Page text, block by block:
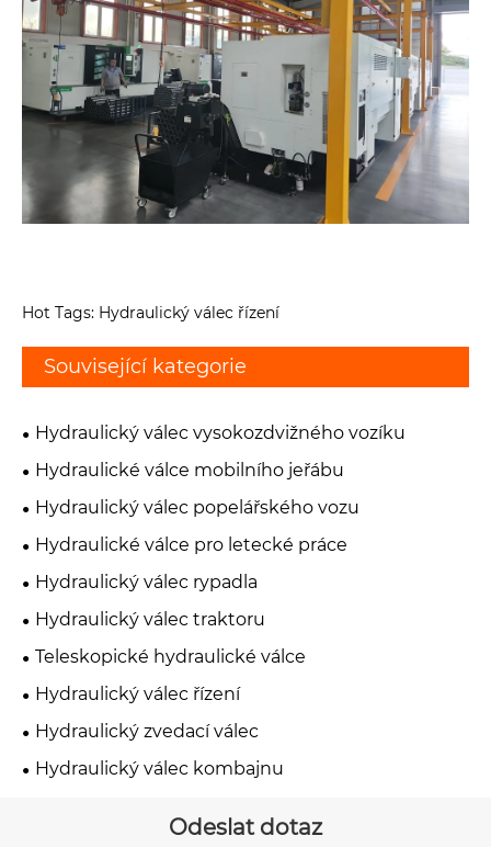
Hot Tags: Hydraulický válec řízení
Související kategorie
Hydraulický válec vysokozdvižného vozíku
Hydraulické válce mobilního jeřábu
Hydraulický válec popelářského vozu
Hydraulické válce pro letecké práce
Hydraulický válec rypadla
Hydraulický válec traktoru
Teleskopické hydraulické válce
Hydraulický válec řízení
Hydraulický zvedací válec
Hydraulický válec kombajnu
Odeslat dotaz